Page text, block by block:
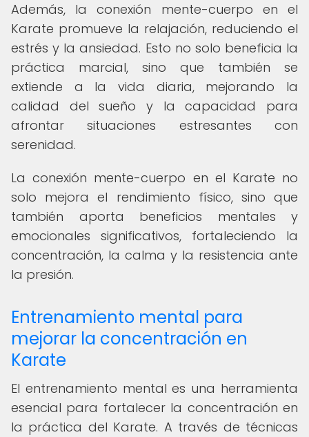
Además, la conexión mente-cuerpo en el
Karate promueve la relajación, reduciendo el
estrés y la ansiedad. Esto no solo beneficia la
práctica marcial, sino que también se
extiende a la vida diaria, mejorando la
calidad del sueño y la capacidad para
afrontar situaciones estresantes con
serenidad.
La conexión mente-cuerpo en el Karate no
solo mejora el rendimiento físico, sino que
también aporta beneficios mentales y
emocionales significativos, fortaleciendo la
concentración, la calma y la resistencia ante
la presión.
Entrenamiento mental para
mejorar la concentración en
Karate
El entrenamiento mental es una herramienta
esencial para fortalecer la concentración en
la práctica del Karate. A través de técnicas